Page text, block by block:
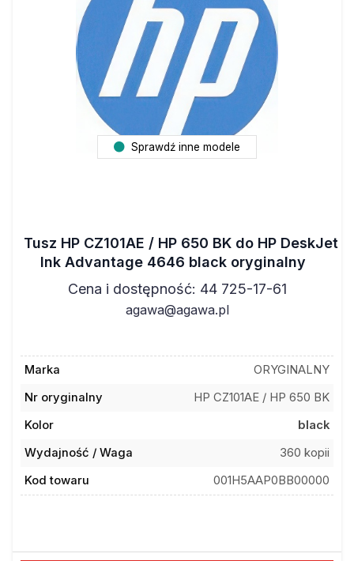
Sprawdź inne modele
Tusz HP CZ101AE / HP 650 BK do HP DeskJet
Ink Advantage 4646 black oryginalny
Cena i dostępność: 44 725-17-61
agawa@agawa.pl
Marka
ORYGINALNY
Nr oryginalny
HP CZ101AE / HP 650 BK
Kolor
black
Wydajność / Waga
360 kopii
Kod towaru
001H5AAP0BB00000